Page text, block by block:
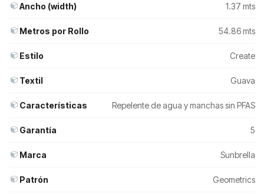
Ancho (width) 1.37 mts
Metros por Rollo 54.86 mts
Estilo Create
Textil Guava
Características Repelente de agua y manchas sin PFAS
Garantía 5
Marca Sunbrella
Patrón Geometrics